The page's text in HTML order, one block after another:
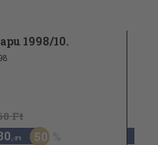
1998/10.
Ft
,-Ft 50